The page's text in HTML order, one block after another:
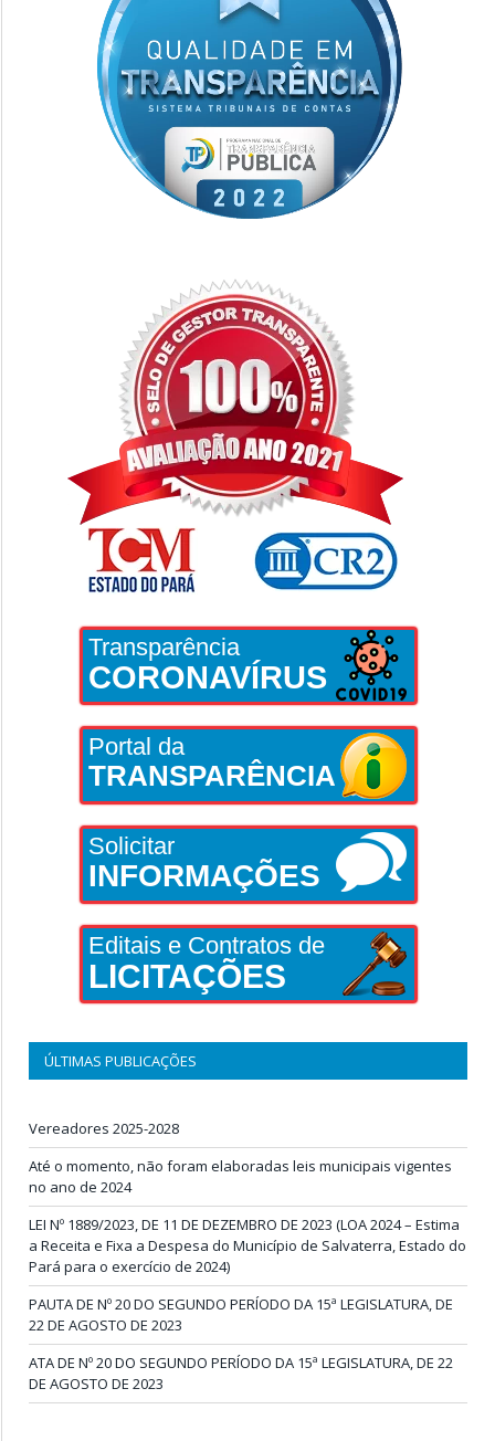
Transparência
CORONAVÍRUS
Portal da
TRANSPARÊNCIA
Solicitar
INFORMAÇÕES
Editais e Contratos de
LICITAÇÕES
ÚLTIMAS PUBLICAÇÕES
Vereadores 2025-2028
Até o momento, não foram elaboradas leis municipais vigentes
no ano de 2024
LEI Nº 1889/2023, DE 11 DE DEZEMBRO DE 2023 (LOA 2024 – Estima
a Receita e Fixa a Despesa do Município de Salvaterra, Estado do
Pará para o exercício de 2024)
PAUTA DE Nº 20 DO SEGUNDO PERÍODO DA 15ª LEGISLATURA, DE
22 DE AGOSTO DE 2023
ATA DE Nº 20 DO SEGUNDO PERÍODO DA 15ª LEGISLATURA, DE 22
DE AGOSTO DE 2023